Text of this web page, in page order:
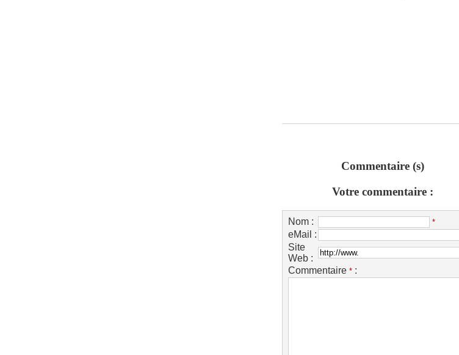
Commentaire (s)
Votre commentaire :
Nom : *
eMail :
Site
Web :
Commentaire * :